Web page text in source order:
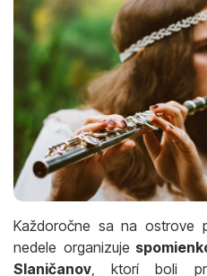
Každoročne sa na ostrove
nedele organizuje
Slaničanov, ktorí boli